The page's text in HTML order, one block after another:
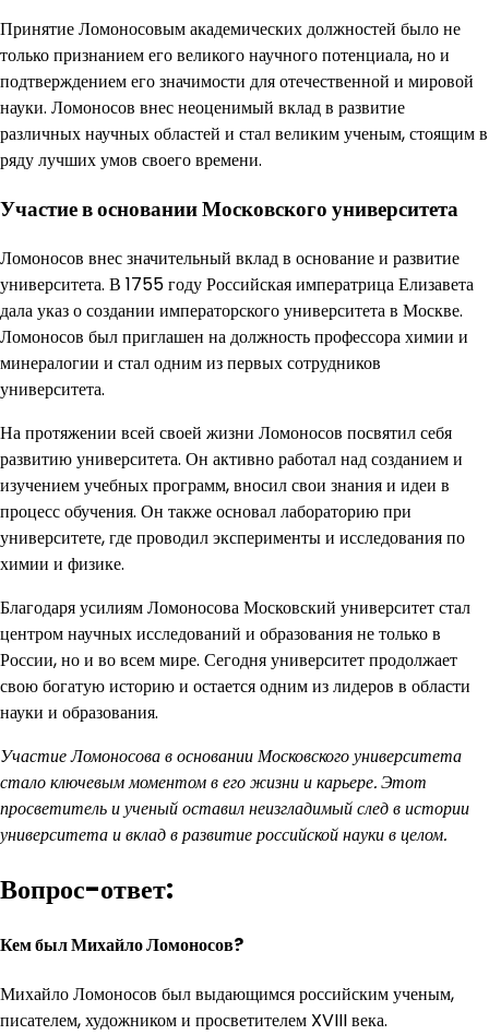
Принятие Ломоносовым академических должностей было не
только признанием его великого научного потенциала, но и
подтверждением его значимости для отечественной и мировой
науки. Ломоносов внес неоценимый вклад в развитие
различных научных областей и стал великим ученым, стоящим в
ряду лучших умов своего времени.
Участие в основании Московского университета
Ломоносов внес значительный вклад в основание и развитие
университета. В 1755 году Российская императрица Елизавета
дала указ о создании императорского университета в Москве.
Ломоносов был приглашен на должность профессора химии и
минералогии и стал одним из первых сотрудников
университета.
На протяжении всей своей жизни Ломоносов посвятил себя
развитию университета. Он активно работал над созданием и
изучением учебных программ, вносил свои знания и идеи в
процесс обучения. Он также основал лабораторию при
университете, где проводил эксперименты и исследования по
химии и физике.
Благодаря усилиям Ломоносова Московский университет стал
центром научных исследований и образования не только в
России, но и во всем мире. Сегодня университет продолжает
свою богатую историю и остается одним из лидеров в области
науки и образования.
Участие Ломоносова в основании Московского университета
стало ключевым моментом в его жизни и карьере. Этот
просветитель и ученый оставил неизгладимый след в истории
университета и вклад в развитие российской науки в целом.
Вопрос-ответ:
Кем был Михайло Ломоносов?
Михайло Ломоносов был выдающимся российским ученым,
писателем, художником и просветителем XVIII века.